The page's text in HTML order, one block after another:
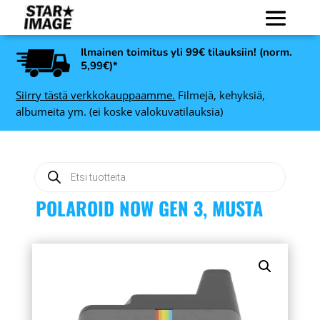
Ilmainen toimitus yli 99€ tilauksiin! (norm.
5,99€)*
Siirry tästä verkkokauppaamme. Filmejä, kehyksiä,
albumeita ym. (ei koske valokuvatilauksia)
search
POLAROID NOW GEN 3, MUSTA